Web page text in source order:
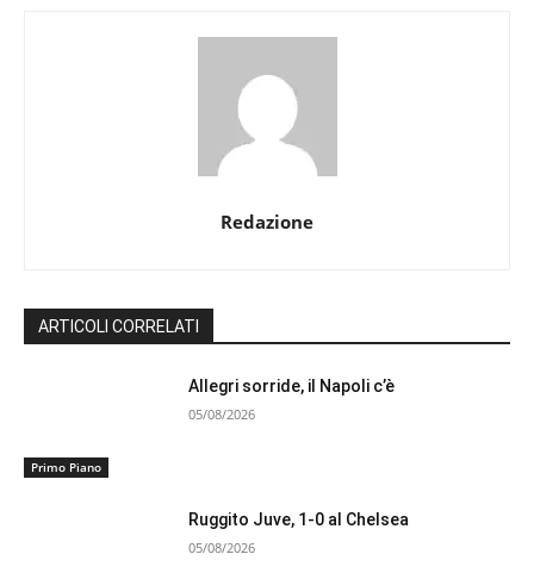
Redazione
ARTICOLI CORRELATI
Primo Piano
Allegri sorride, il Napoli c’è
05/08/2026
Ruggito Juve, 1-0 al Chelsea
05/08/2026